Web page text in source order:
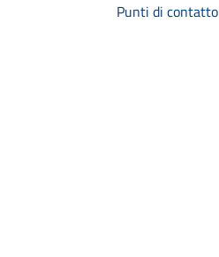
Punti di contatto